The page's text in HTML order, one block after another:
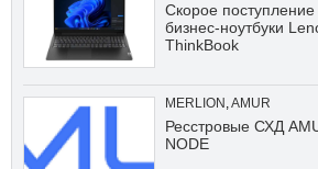
Скорое
бизнес-ноутбуки
ThinkBook
MERLION ,AMUR
Ресстровые СХД
NODE